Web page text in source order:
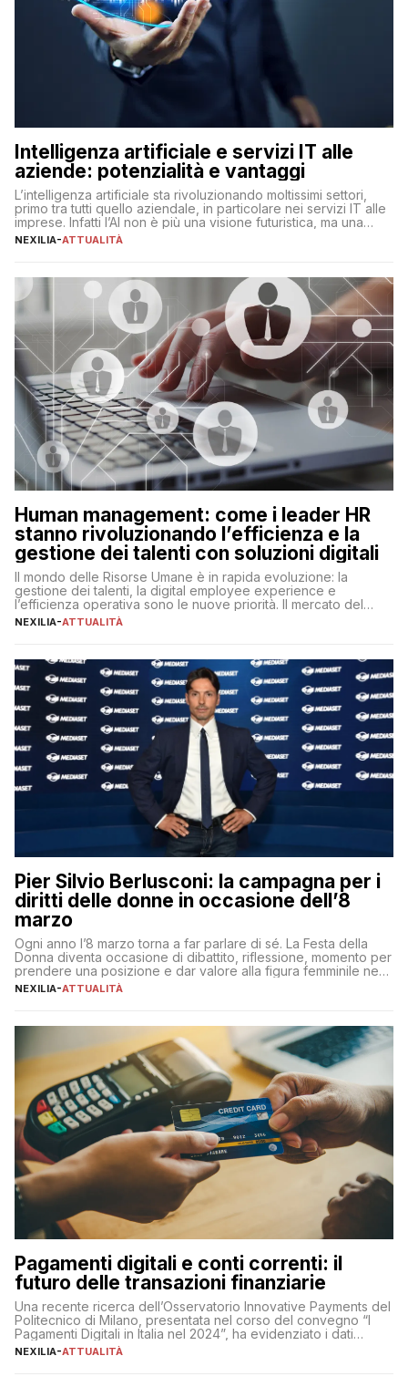
Intelligenza artificiale e servizi IT alle
aziende: potenzialità e vantaggi
L’intelligenza artificiale sta rivoluzionando moltissimi settori,
primo tra tutti quello aziendale, in particolare nei servizi IT alle
imprese. Infatti l’AI non è più una visione futuristica, ma una
realtà operativa che sta portando a un cambio significativo in
operazioni, bensì comporta […]
NEXILIA-ATTUALITÀ
Human management: come i leader HR
stanno rivoluzionando l’efficienza e la
gestione dei talenti con soluzioni digitali
Il mondo delle Risorse Umane è in rapida evoluzione: la
gestione dei talenti, la digital employee experience e
l’efficienza operativa sono le nuove priorità. Il mercato del
lavoro, d’altra parte, è sempre più competitivo con una lotta
NEXILIA-ATTUALITÀ
Pier Silvio Berlusconi: la campagna per i
diritti delle donne in occasione dell’8
marzo
Ogni anno l’8 marzo torna a far parlare di sé. La Festa della
Donna diventa occasione di dibattito, riflessione, momento per
prendere una posizione e dar valore alla figura femminile nella
sua complessità e crucialità. A lanciare un messaggio “forte e
NEXILIA-ATTUALITÀ
Pagamenti digitali e conti correnti: il
futuro delle transazioni finanziarie
Una recente ricerca dell’Osservatorio Innovative Payments del
Politecnico di Milano, presentata nel corso del convegno “I
Pagamenti Digitali in Italia nel 2024”, ha evidenziato i dati
definitivi del primo semestre 2024 relativamente alle
NEXILIA-ATTUALITÀ